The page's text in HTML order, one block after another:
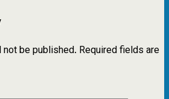
be published. Required fields are